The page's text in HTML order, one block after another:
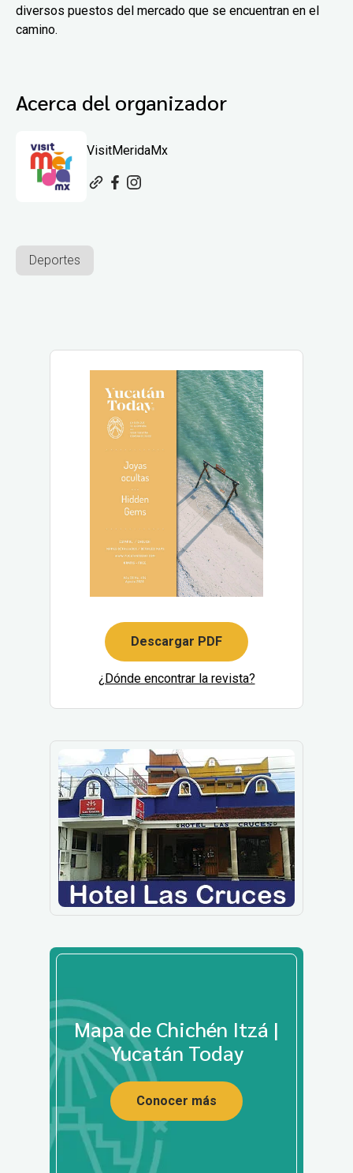
diversos puestos del mercado que se encuentran en el
camino.
Acerca del organizador
VisitMeridaMx
Deportes
Descargar PDF
¿Dónde encontrar la revista?
Mapa de Chichén Itzá |
Yucatán Today
Conocer más